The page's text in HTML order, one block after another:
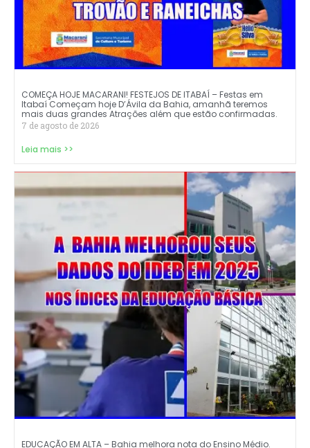
COMEÇA HOJE MACARANI! FESTEJOS DE ITABAÍ – Festas em
Itabaí Começam hoje D’Ávila da Bahia, amanhã teremos
mais duas grandes Atrações além que estão confirmadas.
7 de agosto de 2026
Leia mais >>
EDUCAÇÃO EM ALTA – Bahia melhora nota do Ensino Médio.